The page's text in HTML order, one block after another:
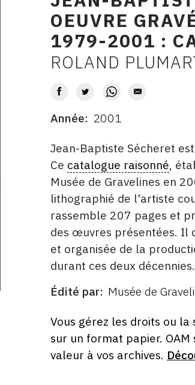
OEUVRE
1979-2001 :
AUTEUR
ROLAND
DATE
Année 2001
DESCRITPTION
Jean-Baptiste Sécheret
Ce catalogue raisonné,
Musée de Gravelines en
lithographié de l'artiste
rassemble 207 pages et
des œuvres présentées. Il
et organisée de la
durant ces deux décennies.
ÉDITÉ
Édité par Musée de
FORMAT
ÉTAT
Vous gérez les droits ou la
sur un format papier.
valeur à vos archives.